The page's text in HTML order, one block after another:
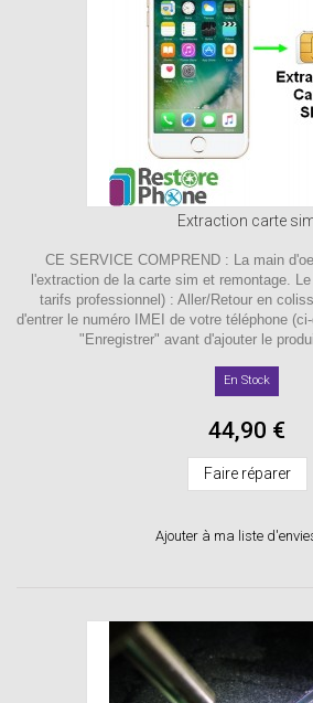
Extraction carte
CE SERVICE COMPREND : La main
l'extraction de la carte sim et remontage.
tarifs professionnel) : Aller/Retour en
d'entrer le numéro IMEI de votre téléphone
"Enregistrer" avant d'ajouter le
En Stock
44,90 €
Faire réparer
Ajouter à ma liste